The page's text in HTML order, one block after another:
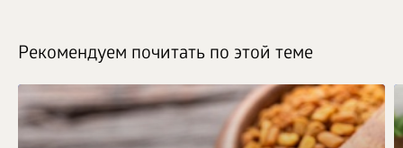
Рекомендуем почитать по этой теме